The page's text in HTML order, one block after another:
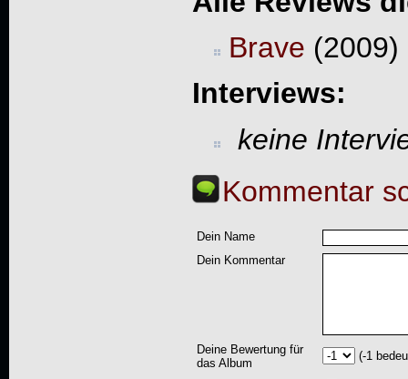
Brave (2009)
Interviews:
keine
Kommentar
Dein Name
Dein Kommentar
Deine Bewertung für
das Album
(-1